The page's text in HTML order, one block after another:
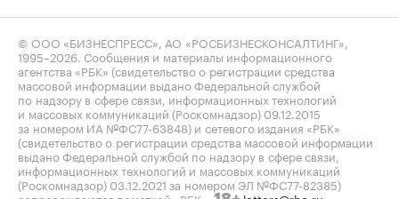
© ООО «БИЗНЕСПРЕСС», АО «РОСБИЗНЕСКОНСАЛТИНГ»,
1995–2026 . Сообщения и материалы информационного
агентства «РБК» (свидетельство о регистрации средства
массовой информации выдано Федеральной службой
по надзору в сфере связи, информационных технологий
и массовых коммуникаций (Роскомнадзор) 09.12.2015
за номером ИА №ФС77-63848) и сетевого издания «РБК»
(свидетельство о регистрации средства массовой информации
выдано Федеральной службой по надзору в сфере связи,
информационных технологий и массовых коммуникаций
(Роскомнадзор) 03.12.2021 за номером ЭЛ №ФС77-82385)